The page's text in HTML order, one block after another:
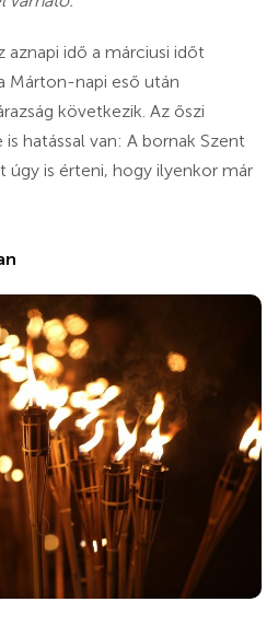
aznapi idő a márciusi időt
Márton-napi eső után
következik. Az őszi
hatással van: A bornak Szent
úgy is érteni, hogy ilyenkor már